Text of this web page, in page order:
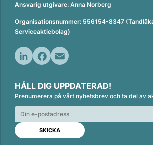
Ansvarig utgivare: Anna Norberg
Organisationsnummer: 556154-8347
Serviceaktiebolag)
n
k
e
d
n
c
e
b
o
o
k
a
i
l
HÅLL DIG UPPDATERAD!
Prenumerera på vårt nyhetsbrev och ta del av